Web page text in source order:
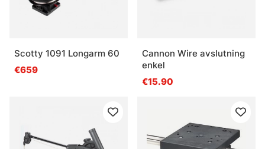
Scotty 1091 Longarm 60
€659
Cannon Wire avslutning
enkel
€15.90